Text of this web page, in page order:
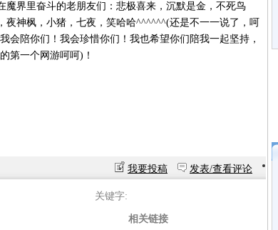
界里奋斗的老朋友们：悲极喜来，沉默是金，不死鸟
夜神枫，小猪，七夜，笑哈哈^^^^^^(还是不一一说了，呵
会陪你们！我会珍惜你们！我也希望你们陪我一起坚持，
第一个网游呵呵)！
我要投稿 发表/查看评论
关键字:
相关链接